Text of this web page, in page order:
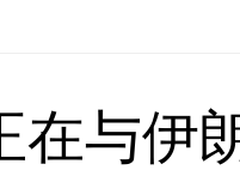
在与伊